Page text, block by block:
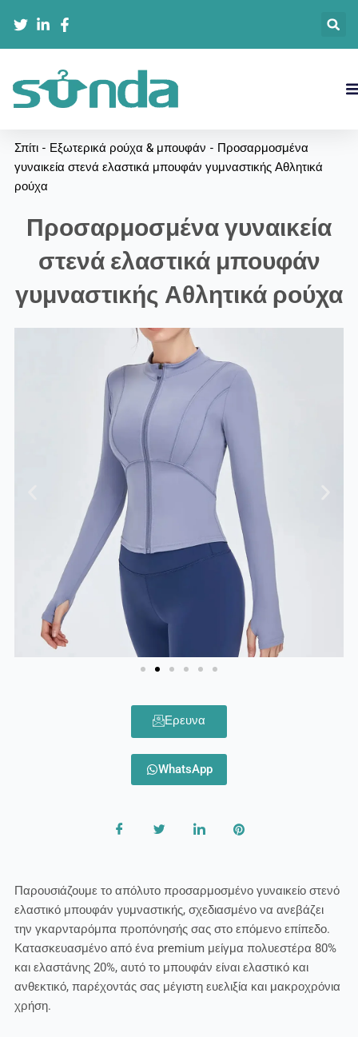
στο
περιεχόμενο
Σπίτι- Εξωτερικά ρούχα & μπουφάν - Προσαρμοσμένα
γυναικεία στενά ελαστικά μπουφάν γυμναστικής Αθλητικά
ρούχα
Προσαρμοσμένα γυναικεία
στενά ελαστικά μπουφάν
γυμναστικής Αθλητικά ρούχα
Ερευνα
WhatsApp
Παρουσιάζουμε το απόλυτο προσαρμοσμένο γυναικείο στενό
ελαστικό μπουφάν γυμναστικής, σχεδιασμένο να ανεβάζει
την γκαρνταρόμπα προπόνησής σας στο επόμενο επίπεδο.
Κατασκευασμένο από ένα premium μείγμα πολυεστέρα 80%
και ελαστάνης 20%, αυτό το μπουφάν είναι ελαστικό και
ανθεκτικό, παρέχοντάς σας μέγιστη ευελιξία και μακροχρόνια
χρήση.